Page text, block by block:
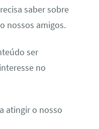
saber sobre
nossos amigos.
ser
no
atingir o nosso